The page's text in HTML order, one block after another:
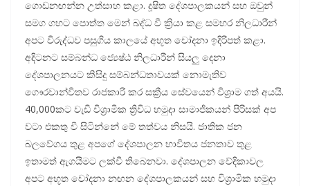
ගොඩනඟන්න උත්සාහ කළා. දූෂිත දේශපාලකයන් සහ ඔවුන්
සමග ගහට පොත්ත මෙන් බද්ධ වී ක්‍රියා කළ සමහර නිලධාරීන්
අපට විරුද්ධව පසුගිය කාලයේ අභූත චෝදනා ඉදිරිපත් කළා.
අදිටනට සම්බන්ධ ජ්‍යෙෂ්ඨ නිලධාරීන් සියලු දෙනා
දේශපාලනයට කිසිදු සම්බන්ධතාවයක් නොමැතිව
ගෞරවාන්විතව රාජකාරි කර සක්‍රීය සේවයෙන් විශ්‍රාම ගත් අයයි.
40,000කට වැඩි විශ්‍රාමික ත්‍රිවිධ හමුදා සාමාජිකයන් පිරිසක් අප
වටා එකතු වී සිටින්නේ මේ තත්වය නිසයි. ජාතික ජන
බලවේගය තුළ අපගේ දේශපාලන භාවිතය ජනතාව තුළ
ඉතාමත් ඇගයීමට ලක්වී තිබෙනවා. දේශපාලන වේදිකාවල
අපට අභූත චෝදනා නඟන දේශපාලකයන් සහ විශ්‍රාමික හමුදා